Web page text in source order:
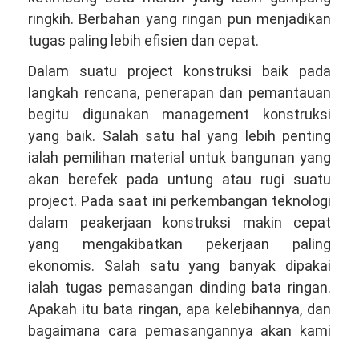
WA
081381344044
ringkih. Berbahan yang ringan pun menjadikan
tugas paling lebih efisien dan cepat.
Dalam suatu project konstruksi baik pada
langkah rencana, penerapan dan pemantauan
begitu digunakan management konstruksi
yang baik. Salah satu hal yang lebih penting
ialah pemilihan material untuk bangunan yang
akan berefek pada untung atau rugi suatu
project. Pada saat ini perkembangan teknologi
dalam peakerjaan konstruksi makin cepat
yang mengakibatkan pekerjaan paling
ekonomis. Salah satu yang banyak dipakai
ialah tugas pemasangan dinding bata ringan.
Apakah itu bata ringan, apa kelebihannya, dan
bagaimana cara pemasangannya akan kami